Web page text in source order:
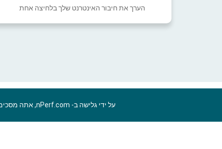
הערך את חיבור האינטרנט שלך בלחיצה אחת
על ידי גלישה ב- nPerf.com, אתה מסכים ל